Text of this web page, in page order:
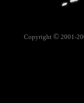
Copyright © 2001-